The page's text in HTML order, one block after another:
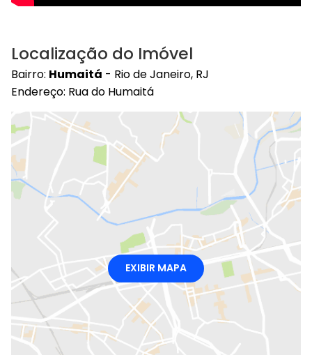
Localização do Imóvel
Bairro: Humaitá - Rio de Janeiro, RJ
Endereço: Rua do Humaitá
EXIBIR MAPA